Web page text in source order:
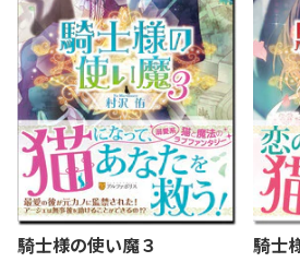
騎士様の使い魔３ 騎士